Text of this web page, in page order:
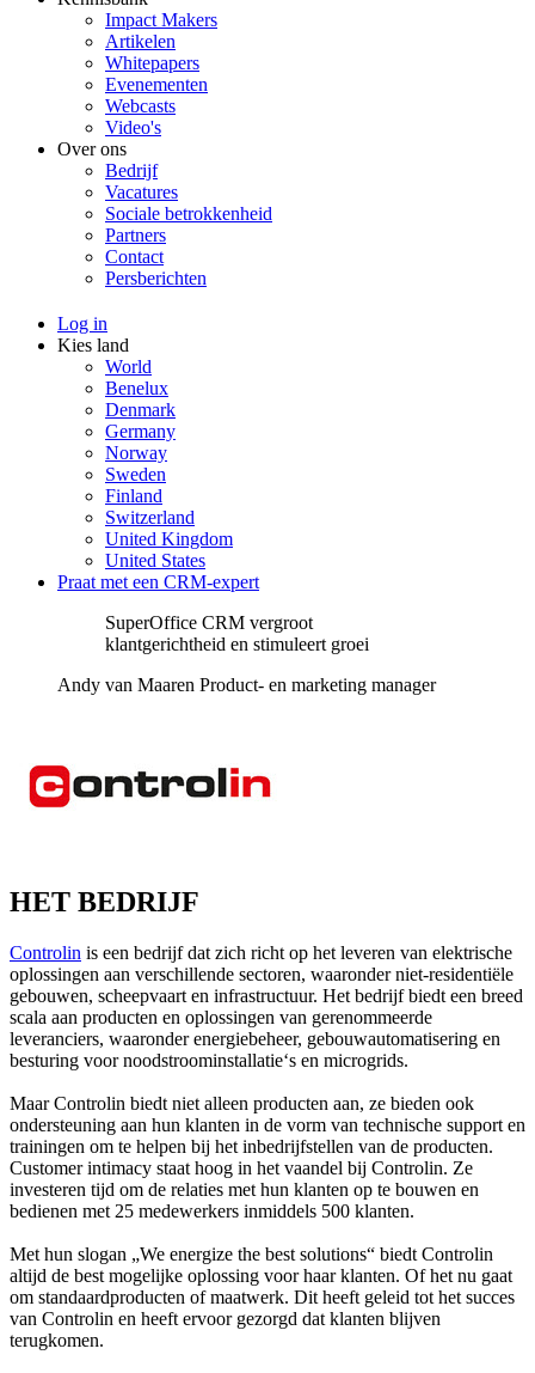
Impact Makers
Artikelen
Whitepapers
Evenementen
Webcasts
Video's
Over ons
Bedrijf
Vacatures
Sociale betrokkenheid
Partners
Contact
Persberichten
Log in
Kies land
World
Benelux
Denmark
Germany
Norway
Sweden
Finland
Switzerland
United Kingdom
United States
Praat met een CRM-expert
SuperOffice CRM vergroot
klantgerichtheid en stimuleert groei
Andy van Maaren Product- en marketing manager
HET BEDRIJF
Controlin is een bedrijf dat zich richt op het leveren van elektrische
oplossingen aan verschillende sectoren, waaronder niet-residentiële
gebouwen, scheepvaart en infrastructuur. Het bedrijf biedt een breed
scala aan producten en oplossingen van gerenommeerde
leveranciers, waaronder energiebeheer, gebouwautomatisering en
besturing voor noodstroominstallatie‘s en microgrids.
Maar Controlin biedt niet alleen producten aan, ze bieden ook
ondersteuning aan hun klanten in de vorm van technische support en
trainingen om te helpen bij het inbedrijfstellen van de producten.
Customer intimacy staat hoog in het vaandel bij Controlin. Ze
investeren tijd om de relaties met hun klanten op te bouwen en
bedienen met 25 medewerkers inmiddels 500 klanten.
Met hun slogan „We energize the best solutions“ biedt Controlin
altijd de best mogelijke oplossing voor haar klanten. Of het nu gaat
om standaardproducten of maatwerk. Dit heeft geleid tot het succes
van Controlin en heeft ervoor gezorgd dat klanten blijven
terugkomen.